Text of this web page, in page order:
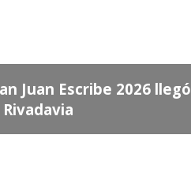
Juan Escribe 2026 llegó
Rivadavia